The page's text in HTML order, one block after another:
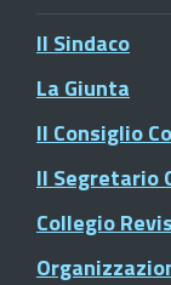
Il Sindaco
La Giunta
Il Consiglio
Il Segretario
Collegio